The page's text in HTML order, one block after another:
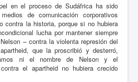
en el proceso de Sudáfrica ha sido
de comunicación corporativos
contra la historia, porque si no hubiera
lucha por mantener siempre
– contra la violenta represión del
que la proscribió y desterró,
ni el nombre de Nelson y el
el apartheid no hubiera crecido